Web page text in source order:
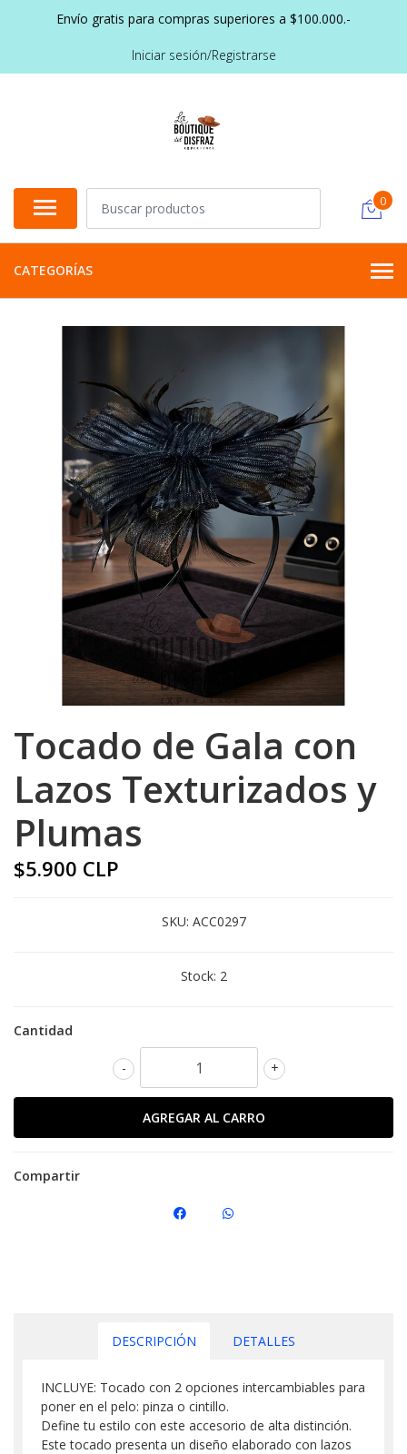
Envío gratis para compras superiores a $100.000.-
Iniciar sesión/Registrarse
0
CATEGORÍAS
Tocado de Gala con
Lazos Texturizados y
Plumas
$5.900 CLP
SKU: ACC0297
Stock: 2
Cantidad
+
-
Compartir
DESCRIPCIÓN DETALLES
INCLUYE: Tocado con 2 opciones intercambiables para
poner en el pelo: pinza o cintillo.
Define tu estilo con este accesorio de alta distinción.
Este tocado presenta un diseño elaborado con lazos